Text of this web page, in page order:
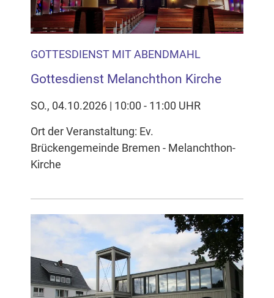
GOTTESDIENST MIT ABENDMAHL
Gottesdienst Melanchthon Kirche
SO., 04.10.2026 | 10:00 - 11:00 UHR
Ort der Veranstaltung: Ev.
Brückengemeinde Bremen - Melanchthon-
Kirche